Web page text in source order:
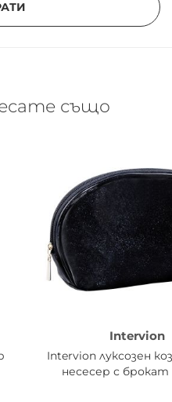
също
Intervion
Intervion луксозен
несесер с брокат